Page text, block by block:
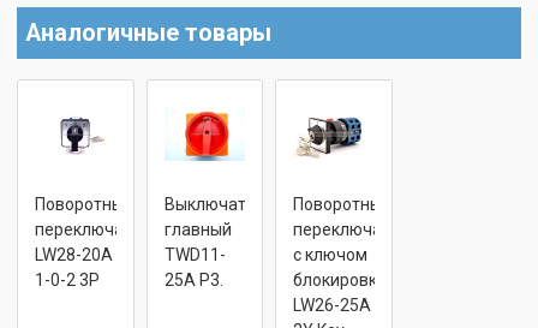
Аналогичные товары
Поворотный
переключатель
LW28-20A
1-0-2 3P
Выключатель
главный
TWD11-
25A P3.
Поворотный
переключатель
с ключом
блокировки
LW26-25A